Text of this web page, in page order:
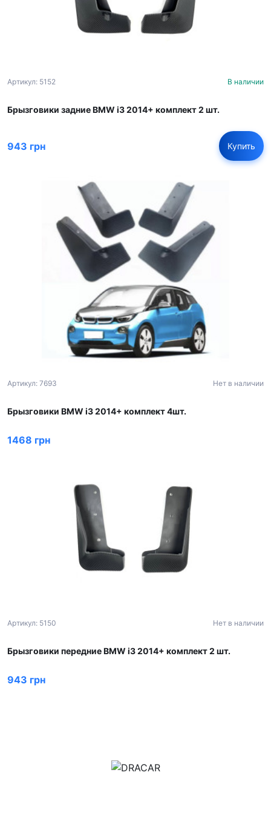
Артикул: 5152 В наличии
Брызговики задние BMW i3 2014+ комплект 2 шт.
943 грн Купить
Артикул: 7693 Нет в наличии
Брызговики BMW i3 2014+ комплект 4шт.
1468 грн
Артикул: 5150 Нет в наличии
Брызговики передние BMW i3 2014+ комплект 2 шт.
943 грн